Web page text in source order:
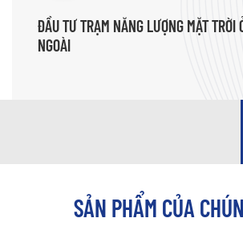
ĐẦU TƯ TRẠM NĂNG LƯỢNG MẶT TRỜI
NGOÀI
SẢN PHẨM CỦA